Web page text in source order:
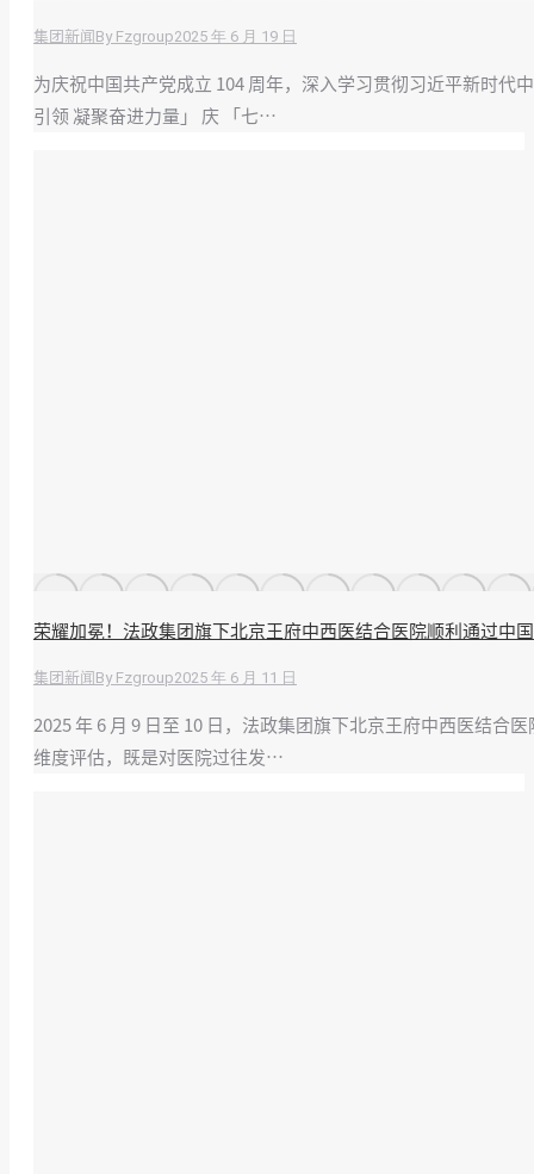
集团新闻 By Fzgroup2025 年 6 月 19 日
为庆祝中国共产党成立 104 周年，深入学习贯彻习近平新时代
引领 凝聚奋进力量」 庆 「七…
荣耀加冕！法政集团旗下北京王府中西医结合医院顺利通过中
集团新闻 By Fzgroup2025 年 6 月 11 日
2025 年 6 月 9 日至 10 日，法政集团旗下北京王府中西医结合
维度评估，既是对医院过往发…